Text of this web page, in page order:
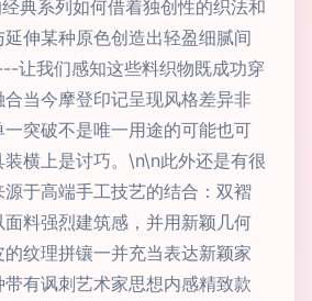
典系列如何借着独创性的织法和
伸某种原色创造出轻盈细腻间
让我们感知这些料织物既成功穿
当今摩登印记呈现风格差异非
突破不是唯一用途的可能也可
横上是讨巧。\n\n此外还是有很
于高端手工技艺的结合：双褶
料强烈建筑感，并用新颖几何
纹理拼镶一并充当表达新颖家
有讽刺艺术家思想内感精致款